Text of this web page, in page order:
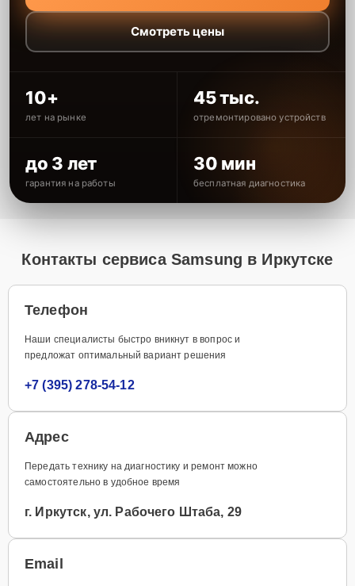
Смотреть цены
10+
лет на рынке
45 тыс.
отремонтировано устройств
до 3 лет
гарантия на работы
30 мин
бесплатная диагностика
Контакты сервиса Samsung в Иркутске
Телефон
Наши специалисты быстро вникнут в вопрос и
предложат оптимальный вариант решения
+7 (395) 278-54-12
Адрес
Передать технику на диагностику и ремонт можно
самостоятельно в удобное время
г. Иркутск, ул. Рабочего Штаба, 29
Email